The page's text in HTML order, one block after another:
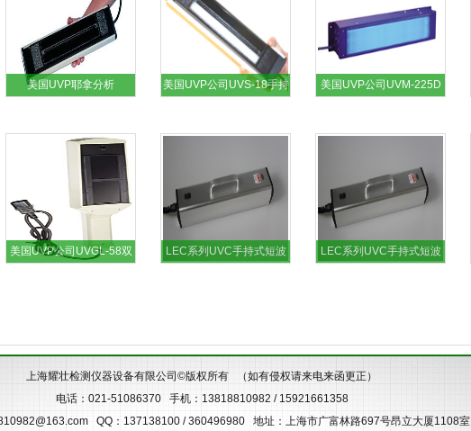
美国UVP耶拿分析
美国UVP公司UVS-18手持
美国UVP公司UVM-225D
美国UVP公司UVGL-58双
LEC系列UVC手持式短波
LEC系列UVC手持式短波
上海耀壮检测仪器设备有限公司©版权所有 （如有侵权请来电来函更正）
电话：021-51086370 手机：13818810982 / 15921661358
QQ：137138100 / 360496980 地址：上海市广富林路697号昂立大厦1108室